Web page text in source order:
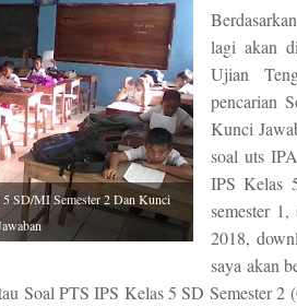
SD/MI Semester 2 Dan Kunci
lagi akan
Ujian
pencarian
Kunci
soal uts
IPS Kelas
semester
2018,
saya akan
Soal PTS IPS Kelas 5 SD Semester